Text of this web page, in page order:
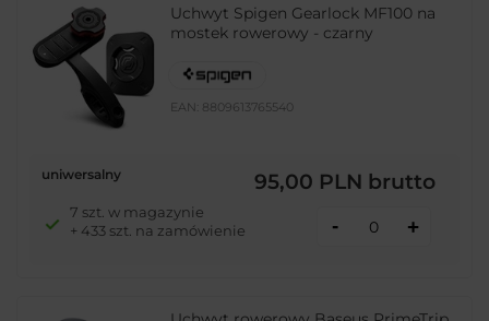
Uchwyt Spigen Gearlock MF100 na
mostek rowerowy - czarny
EAN: 8809613765540
uniwersalny 95,00 PLN brutto
7 szt. w magazynie
+ 433 szt. na zamówienie
- +